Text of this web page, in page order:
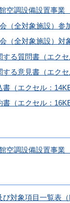
空調設備設置事業
（全対象施設）参
（全対象施設）対
する質問書（エクセ
する意見書（エクセ
（エクセル：14KB
（エクセル：16KB
空調設備設置事業
対象項目一覧表（